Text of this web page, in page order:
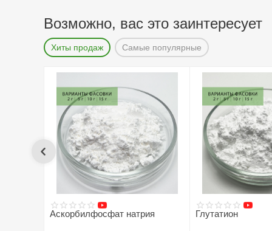
Возможно, вас это заинтересует
Хиты продаж Самые популярные
Аскорбилфосфат натрия Глутатион